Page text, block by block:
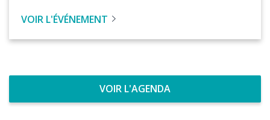
VOIR L'ÉVÉNEMENT
VOIR L'AGENDA